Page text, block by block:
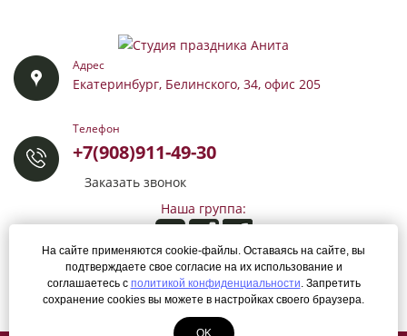
Адрес
Екатеринбург, Белинского, 34, офис 205
Телефон
+7(908)911-49-30
Заказать звонок
Наша группа:
Разработка сайта:
ЛегионА
На сайте применяются cookie-файлы. Оставаясь на сайте, вы
подтверждаете свое согласие на их использование и
соглашаетесь с политикой конфиденциальности. Запретить
сохранение cookies вы можете в настройках своего браузера.
OK